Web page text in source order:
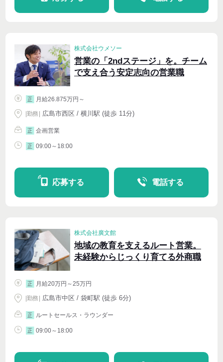
株式会社ウメソー
営業の「2ndステージ」を。チーム
で支え合う安定志向の営業職
正 月給26.875万円～
|勤務 広島市西区 / 横川駅 (徒歩 11分)
正 企画営業
正 09:00～18:00
応募する 電話する
株式会社廣文館
地域の教育を支えるルート営業。
未経験からじっくり育てる外商職
正 月給20万円～25万円
|勤務 広島市中区 / 袋町駅 (徒歩 6分)
正 ルートセールス・ラウンダー
正 09:00～18:00